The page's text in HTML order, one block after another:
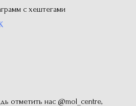
с хештегами
отметить нас @mol_centre,